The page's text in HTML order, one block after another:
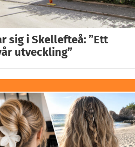
sig i Skellefteå: ”Ett
utveckling”